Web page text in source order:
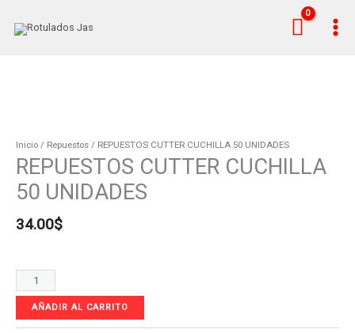
Inicio / Repuestos / REPUESTOS CUTTER CUCHILLA 50 UNIDADES
REPUESTOS CUTTER CUCHILLA
50 UNIDADES
34.00$
CUCHILLA
50
cantidad
AÑADIR AL CARRITO